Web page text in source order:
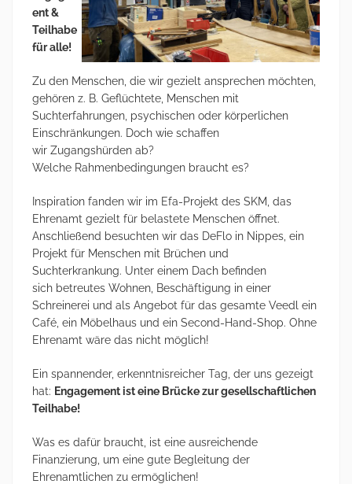
ent &
Teilhabe
für alle!
Zu den Menschen, die wir gezielt ansprechen möchten,
gehören z. B. Geflüchtete, Menschen mit
Suchterfahrungen, psychischen oder körperlichen
Einschränkungen. Doch wie schaffen
wir Zugangshürden ab?
Welche Rahmenbedingungen braucht es?
Inspiration fanden wir im Efa-Projekt des SKM, das
Ehrenamt gezielt für belastete Menschen öffnet.
Anschließend besuchten wir das DeFlo in Nippes, ein
Projekt für Menschen mit Brüchen und
Suchterkrankung. Unter einem Dach befinden
sich betreutes Wohnen, Beschäftigung in einer
Schreinerei und als Angebot für das gesamte Veedl ein
Café, ein Möbelhaus und ein Second-Hand-Shop. Ohne
Ehrenamt wäre das nicht möglich!
Ein spannender, erkenntnisreicher Tag, der uns gezeigt
hat: Engagement ist eine Brücke zur gesellschaftlichen
Teilhabe!
Was es dafür braucht, ist eine ausreichende
Finanzierung, um eine gute Begleitung der
Ehrenamtlichen zu ermöglichen!